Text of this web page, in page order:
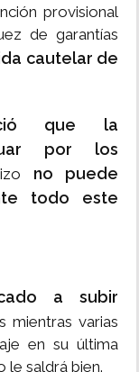
provisional
de garantías
cautelar de
que la
por los
no puede
todo este
a subir
mientras varias
en su última
le saldrá bien.